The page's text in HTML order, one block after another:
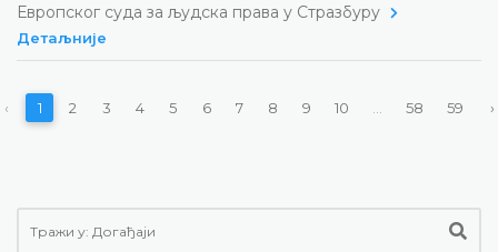
Европског суда за људска права у Стразбуру
Детаљније
‹ 1 2 3 4 5 6 7 8 9 10 58 59 ›